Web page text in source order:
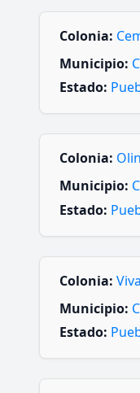
Colonia:
Municipio:
Estado:
Colonia: Olin
Municipio:
Estado:
Colonia:
Municipio:
Estado: